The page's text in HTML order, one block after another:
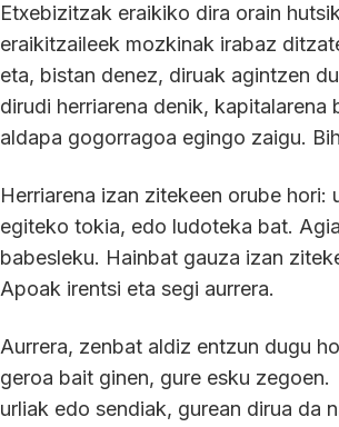
Etxebizitzak eraikiko dira orain
eraikitzaileek mozkinak irabaz
eta, bistan denez, diruak agintzen
dirudi herriarena denik,
aldapa gogorragoa egingo zaigu.
Herriarena izan zitekeen orube
egiteko tokia, edo ludoteka bat.
babesleku. Hainbat gauza izan
Apoak irentsi eta segi aurrera.
Aurrera, zenbat aldiz entzun dugu
geroa bait ginen, gure esku zegoen.
urliak edo sendiak, gurean dirua da